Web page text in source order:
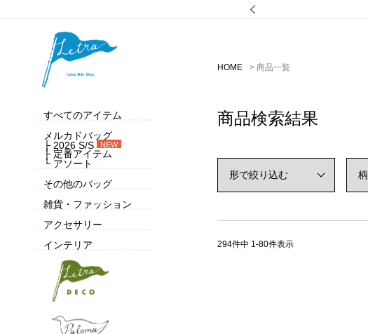
すべてのアイテム
メルカドバッグ
├ 2026 S/S
NEW
├ 定番アイテム
└ アソート
その他のバッグ
雑貨・ファッション
アクセサリー
インテリア
HOME 商品一覧
商品検索結果
294件中 1 -80件表示